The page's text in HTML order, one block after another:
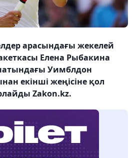
арасындағы жекелей
Елена Рыбакина
Уимблдон
екінші жеңісіне қол
Zakon.kz.